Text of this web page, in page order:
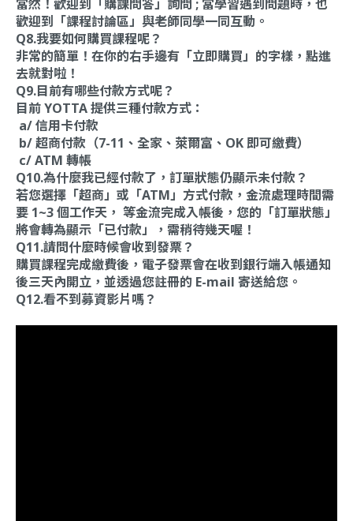
當然！歡迎到「購課問答」詢問 ; 當學習遇到問題時，也
歡迎到「課程討論區」與老師同學一同互動。
Q8.我要如何購買課程呢？
非常的簡單！在你的右手邊有「立即購買」的字樣，點進
去就對啦！
Q9.目前有哪些付款方式呢？
目前 YOTTA 提供三種付款方式：
a/ 信用卡付款
b/ 超商付款（7-11、全家、萊爾富、OK 即可繳費）
c/ ATM 轉帳
Q10.為什麼我已經付款了，訂單狀態仍顯示未付款？
若您選擇「超商」或「ATM」方式付款，金流處理時間需
要 1~3 個工作天， 等金流完成入帳後，您的「訂單狀態」
將會轉為顯示「已付款」，需稍待幾天喔！
Q11.請問什麼時候會收到發票？
購買課程完成繳費後，電子發票會在收到銀行端入帳通知
後三天內開立，並透過您註冊的 E-mail 寄送給您。
Q12.看不到募資影片嗎？